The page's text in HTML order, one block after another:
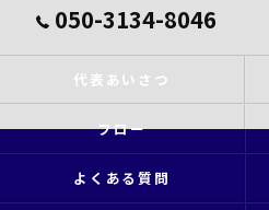
050-3134-8046
代表あいさつ
フロー
よくある質問